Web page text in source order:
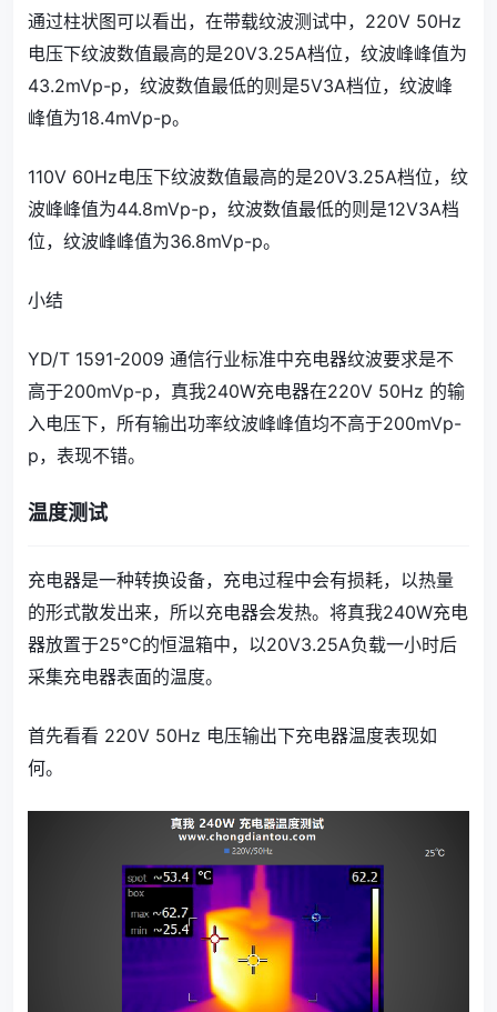
通过柱状图可以看出，在带载纹波测试中，220V 50Hz
电压下纹波数值最高的是20V3.25A档位，纹波峰峰值为
43.2mVp-p，纹波数值最低的则是5V3A档位，纹波峰
峰值为18.4mVp-p。
110V 60Hz电压下纹波数值最高的是20V3.25A档位，纹
波峰峰值为44.8mVp-p，纹波数值最低的则是12V3A档
位，纹波峰峰值为36.8mVp-p。
小结
YD/T 1591-2009 通信行业标准中充电器纹波要求是不
高于200mVp-p，真我240W充电器在220V 50Hz 的输
入电压下，所有输出功率纹波峰峰值均不高于200mVp-
p，表现不错。
温度测试
充电器是一种转换设备，充电过程中会有损耗，以热量
的形式散发出来，所以充电器会发热。将真我240W充电
器放置于25℃的恒温箱中，以20V3.25A负载一小时后
采集充电器表面的温度。
首先看看 220V 50Hz 电压输出下充电器温度表现如
何。